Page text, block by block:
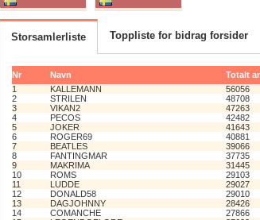
Storsamlerliste Toppliste for bidrag forsider
Nr Navn
Totalt
1
KALLEMANN 56056
2
STRILEN 48708
3
VIKAN2 47263
4
PECOS 42482
5
JOKER 41643
6
ROGER69 40881
7
BEATLES 39066
8
FANTINGMAR 37735
9
MAKRIMA 31445
10
ROMS 29103
11
LUDDE 29027
12
DONALD58 29010
13
DAGJOHNNY 28426
14
COMANCHE 27866